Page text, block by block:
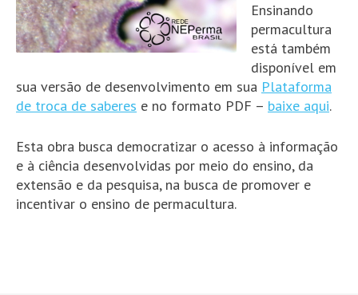
Ensinando
permacultura
está também
disponível em
sua versão de desenvolvimento em sua Plataforma
de troca de saberes e no formato PDF – baixe aqui.
Esta obra busca democratizar o acesso à informação
e à ciência desenvolvidas por meio do ensino, da
extensão e da pesquisa, na busca de promover e
incentivar o ensino de permacultura.